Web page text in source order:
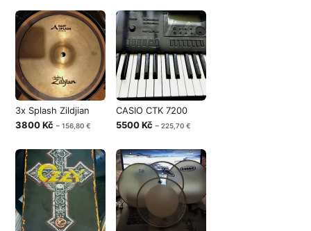
3x Splash Zildjian
3800 Kč ~ 156,80 €
CASIO CTK 7200
5500 Kč ~ 225,70 €